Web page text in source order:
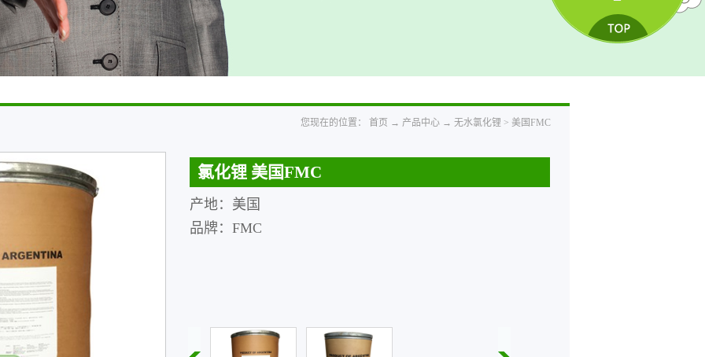
您现在的位置： 首页 → 产品中心 → 无水氯化锂 > 美国FMC
氯化锂 美国FMC
产地：美国
品牌：FMC